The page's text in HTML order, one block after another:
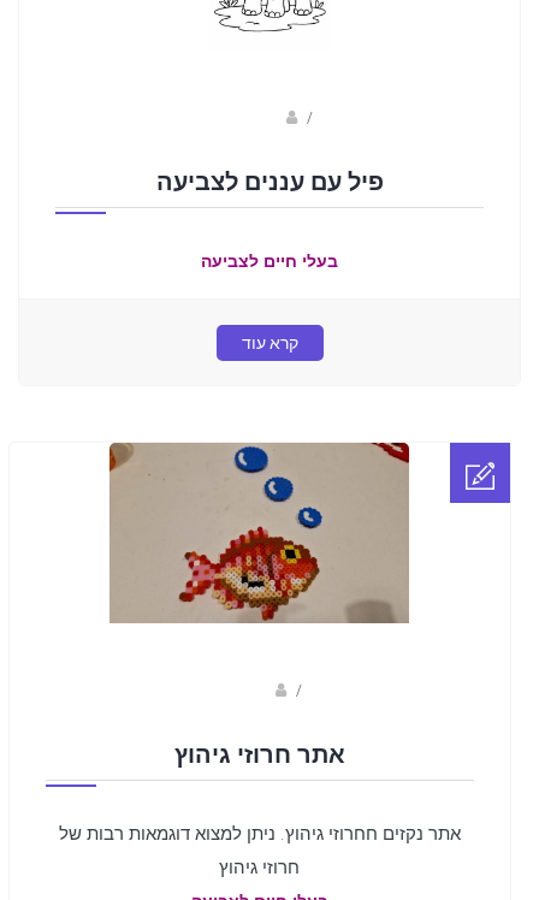
/
פיל עם עננים לצביעה
בעלי חיים לצביעה
קרא עוד
/
אתר חרוזי גיהוץ
אתר נקזים חחרוזי גיהוץ. ניתן למצוא דוגמאות רבות של
חרוזי גיהוץ